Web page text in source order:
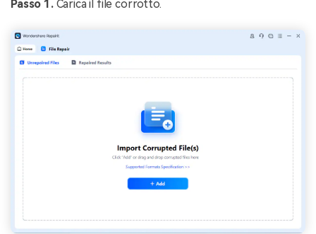
Passo 1.Carica il file corrotto.